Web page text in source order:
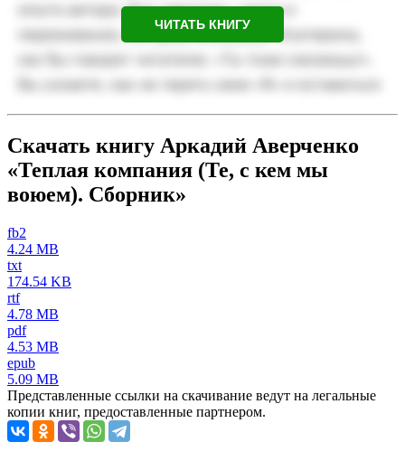
ЧИТАТЬ КНИГУ
Скачать книгу Аркадий Аверченко
«Теплая компания (Те, с кем мы
воюем). Сборник»
fb2
4.24 MB
txt
174.54 KB
rtf
4.78 MB
pdf
4.53 MB
epub
5.09 MB
Представленные ссылки на скачивание ведут на легальные
копии книг, предоставленные партнером.